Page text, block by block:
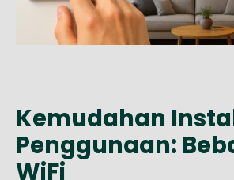
Kemudahan
Penggunaan:
WiFi